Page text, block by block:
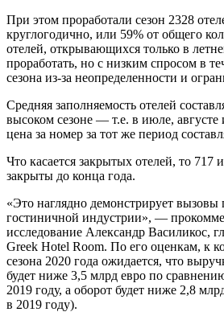
При этом проработали сезон 2328
круглогодично, или 59% от общего
отелей, открывающихся только в
проработать, но с низким спросом в
сезона из-за неопределенности и
Средняя заполняемость отелей
высоком сезоне — т.е. в июле, августе
цена за номер за тот же период
Что касается закрытых отелей, то 717
закрыты до конца года.
«Это наглядно демонстрирует вызовы
гостиничной индустрии», —
исследование Александр Василикос,
Greek Hotel Room. По его оценкам, к
сезона 2020 года ожидается, что
будет ниже 3,5 млрд евро по
2019 году, а оборот будет ниже 2,8
в 2019 году).